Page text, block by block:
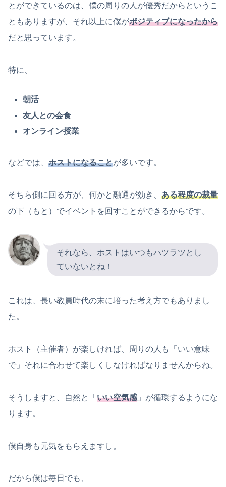
とができているのは、僕の周りの人が優秀だからというこ
ともありますが、それ以上に僕がポジティブになったから
だと思っています。
特に、
朝活
友人との会食
オンライン授業
などでは、 ホストになることが多いです。
そちら側に回る方が、何かと融通が効き、 ある程度の裁量
の下（もと）でイベントを回すことができるからです。
それなら、ホストはいつもハツラツとし
ていないとね！
これは、長い教員時代の末に培った考え方でもありまし
た。
ホスト（主催者）が楽しければ、周りの人も「いい意味
で」それに合わせて楽しくしなければなりませんからね。
そうしますと、自然と「 いい空気感 」が循環するようにな
ります。
僕自身も元気をもらえますし。
だから僕は毎日でも、